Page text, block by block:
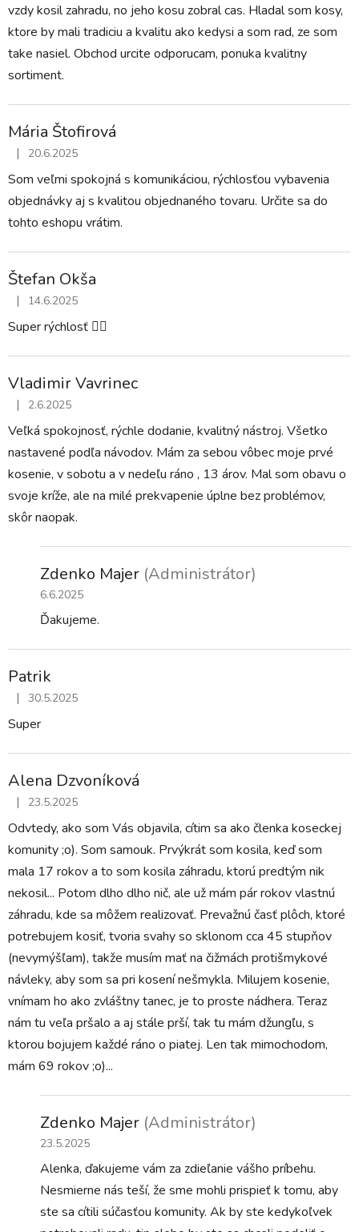
vzdy kosil zahradu, no jeho kosu zobral cas. Hladal som kosy,
ktore by mali tradiciu a kvalitu ako kedysi a som rad, ze som
take nasiel. Obchod urcite odporucam, ponuka kvalitny
sortiment.
Mária Štofirová
Hodnotenie obchodu je 5 z 5 hviezdičiek.
| 20.6.2025
Som veľmi spokojná s komunikáciou, rýchlosťou vybavenia
objednávky aj s kvalitou objednaného tovaru. Určite sa do
tohto eshopu vrátim.
Štefan Okša
Hodnotenie obchodu je 5 z 5 hviezdičiek.
| 14.6.2025
Super rýchlosť 👍🏼
Vladimir Vavrinec
Hodnotenie obchodu je 5 z 5 hviezdičiek.
| 2.6.2025
Veľká spokojnosť, rýchle dodanie, kvalitný nástroj. Všetko
nastavené podľa návodov. Mám za sebou vôbec moje prvé
kosenie, v sobotu a v nedeľu ráno , 13 árov. Mal som obavu o
svoje kríže, ale na milé prekvapenie úplne bez problémov,
skôr naopak.
Zdenko Majer (Administrátor)
6.6.2025
Ďakujeme.
Patrik
Hodnotenie obchodu je 5 z 5 hviezdičiek.
| 30.5.2025
Super
Alena Dzvoníková
Hodnotenie obchodu je 5 z 5 hviezdičiek.
| 23.5.2025
Odvtedy, ako som Vás objavila, cítim sa ako členka koseckej
komunity ;o). Som samouk. Prvýkrát som kosila, keď som
mala 17 rokov a to som kosila záhradu, ktorú predtým nik
nekosil... Potom dlho dlho nič, ale už mám pár rokov vlastnú
záhradu, kde sa môžem realizovať. Prevažnú časť plôch, ktoré
potrebujem kosiť, tvoria svahy so sklonom cca 45 stupňov
(nevymýšľam), takže musím mať na čižmách protišmykové
návleky, aby som sa pri kosení nešmykla. Milujem kosenie,
vnímam ho ako zvláštny tanec, je to proste nádhera. Teraz
nám tu veľa pršalo a aj stále prší, tak tu mám džungľu, s
ktorou bojujem každé ráno o piatej. Len tak mimochodom,
mám 69 rokov ;o)...
Zdenko Majer (Administrátor)
23.5.2025
Alenka, ďakujeme vám za zdieľanie vášho príbehu.
Nesmierne nás teší, že sme mohli prispieť k tomu, aby
ste sa cítili súčasťou komunity. Ak by ste kedykoľvek